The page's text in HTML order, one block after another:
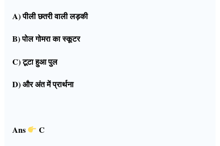
A) पीली छतरी वाली लड़की
B) पोल गोमरा का स्कूटर
C) टूटा हुआ पुल
D) और अंत में प्रार्थना
Ans
C